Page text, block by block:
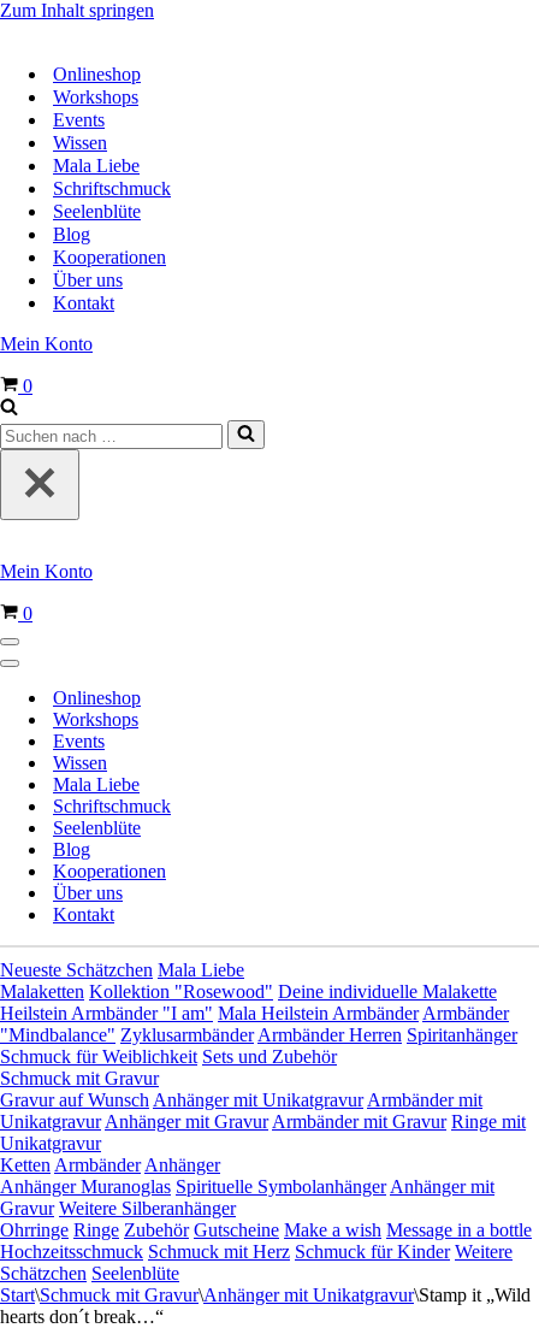
Zum Inhalt springen
Onlineshop
Workshops
Events
Wissen
Mala Liebe
Schriftschmuck
Seelenblüte
Blog
Kooperationen
Über uns
Kontakt
Mein Konto
Warenkorb
0
Suchen
nach …
Mein Konto
Warenkorb
0
Navigationsmenü
Navigationsmenü
Onlineshop
Workshops
Events
Wissen
Mala Liebe
Schriftschmuck
Seelenblüte
Blog
Kooperationen
Über uns
Kontakt
Neueste Schätzchen Mala Liebe
Malaketten Kollektion "Rosewood" Deine individuelle Malakette
Heilstein Armbänder "I am" Mala Heilstein Armbänder Armbänder
"Mindbalance" Zyklusarmbänder Armbänder Herren Spiritanhänger
Schmuck für Weiblichkeit Sets und Zubehör
Schmuck mit Gravur
Gravur auf Wunsch Anhänger mit Unikatgravur Armbänder mit
Unikatgravur Anhänger mit Gravur Armbänder mit Gravur Ringe mit
Unikatgravur
Ketten Armbänder Anhänger
Anhänger Muranoglas Spirituelle Symbolanhänger Anhänger mit
Gravur Weitere Silberanhänger
Ohrringe Ringe Zubehör Gutscheine Make a wish Message in a bottle
Hochzeitsschmuck Schmuck mit Herz Schmuck für Kinder Weitere
Schätzchen Seelenblüte
Start\Schmuck mit Gravur\Anhänger mit Unikatgravur\Stamp it „Wild
hearts don´t break…“